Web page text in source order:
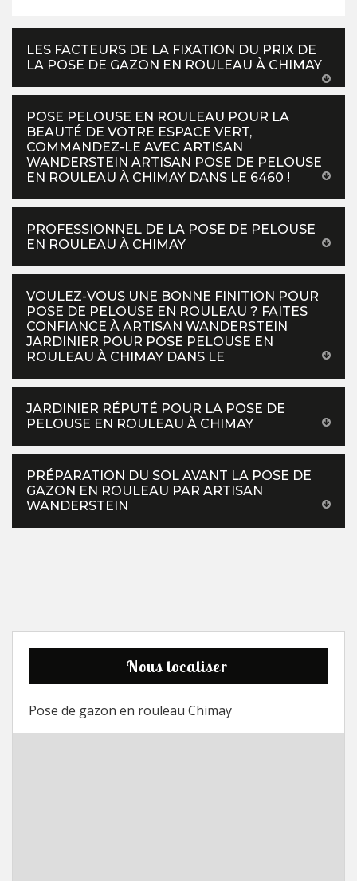
LES FACTEURS DE LA FIXATION DU PRIX DE
LA POSE DE GAZON EN ROULEAU À CHIMAY
POSE PELOUSE EN ROULEAU POUR LA
BEAUTÉ DE VOTRE ESPACE VERT,
COMMANDEZ-LE AVEC ARTISAN
WANDERSTEIN ARTISAN POSE DE PELOUSE
EN ROULEAU À CHIMAY DANS LE 6460 !
PROFESSIONNEL DE LA POSE DE PELOUSE
EN ROULEAU À CHIMAY
VOULEZ-VOUS UNE BONNE FINITION POUR
POSE DE PELOUSE EN ROULEAU ? FAITES
CONFIANCE À ARTISAN WANDERSTEIN
JARDINIER POUR POSE PELOUSE EN
ROULEAU À CHIMAY DANS LE
JARDINIER RÉPUTÉ POUR LA POSE DE
PELOUSE EN ROULEAU À CHIMAY
PRÉPARATION DU SOL AVANT LA POSE DE
GAZON EN ROULEAU PAR ARTISAN
WANDERSTEIN
Nous localiser
Pose de gazon en rouleau Chimay